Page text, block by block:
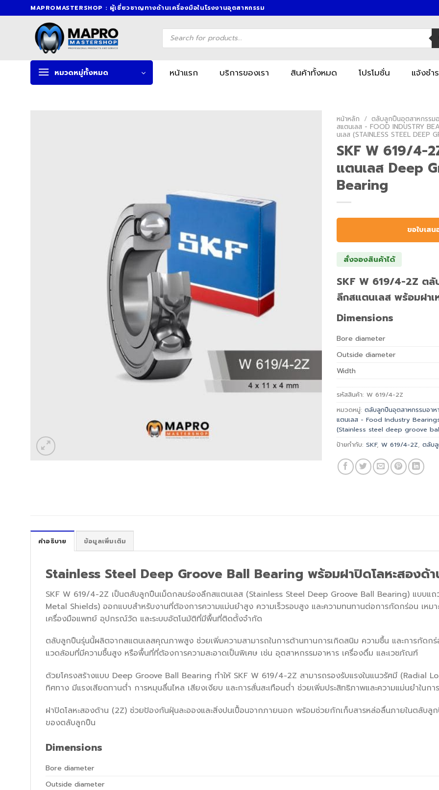
to
MAPROMASTERSHOP : ผู้เชี่ยวชาญทางด้านเครื่องมือในโรงงานอุตสาหกรรม
Products
search
หมวดหมู่ทั้งหมด หน้าแรก บริการของเรา สินค้าทั้งหมด โปรโมชั่น แจ้งชำ
หน้าหลัก / ตลับลูกปืนอุตสาหกรรม
สแตนเลส - FOOD INDUSTRY
นเลส (STAINLESS STEEL DEEP
SKF W 619/4-
แตนเลส Deep
Bearing
ขอใบเสน
สั่งจองสินค้าได้
SKF W 619/4-2Z ตลั
ลึกสแตนเลส พร้อมฝา
Dimensions
Bore diameter
Outside diameter
Width
รหัสสินค้า: W 619/4-2Z
หมวดหมู่: ตลับลูกปืนอุตสาหกรรมอา
แตนเลส - Food Industry
(Stainless steel deep groove
ป้ายกำกับ: SKF, W 619/4-2Z ตลับ
คำอธิบาย ข้อมูลเพิ่มเติม
Stainless Steel Deep Groove Ball Bearing พร้อมฝาปิดโลหะสองด้
SKF W 619/4-2Z เป็นตลับลูกปืนเม็ดกลมร่องลึกสแตนเลส (Stainless Steel Deep Groove Ball Bearing) แบบแ
Metal Shields) ออกแบบสำหรับงานที่ต้องการความแม่นยำสูง ความเร็วรอบสูง และความทนทานต่อการกัดกร่อน เหม
เครื่องมือแพทย์ อุปกรณ์วัด และระบบอัตโนมัติที่มีพื้นที่ติดตั้งจำกัด
ตลับลูกปืนรุ่นนี้ผลิตจากสแตนเลสคุณภาพสูง ช่วยเพิ่มความสามารถในการต้านทานการเกิดสนิม ความชื้น และการกัดกร่อ
แวดล้อมที่มีความชื้นสูง หรือพื้นที่ที่ต้องการความสะอาดเป็นพิเศษ เช่น อุตสาหกรรมอาหาร เครื่องดื่ม และเวชภัณฑ์
ด้วยโครงสร้างแบบ Deep Groove Ball Bearing ทำให้ SKF W 619/4-2Z สามารถรองรับแรงในแนวรัศมี (Radial
ทิศทาง มีแรงเสียดทานต่ำ การหมุนลื่นไหล เสียงเงียบ และการสั่นสะเทือนต่ำ ช่วยเพิ่มประสิทธิภาพและความแม่นยำใน
ฝาปิดโลหะสองด้าน (2Z) ช่วยป้องกันฝุ่นละอองและสิ่งปนเปื้อนจากภายนอก พร้อมช่วยกักเก็บสารหล่อลื่นภายในตลับลู
ของตลับลูกปืน
Dimensions
Bore diameter
Outside diameter